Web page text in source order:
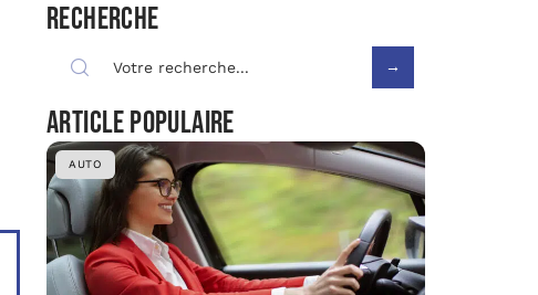
Recherche
Article populaire
AUTO